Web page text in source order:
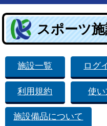
スポーツ
施設一覧 ログ
利用規約 使
施設備品について